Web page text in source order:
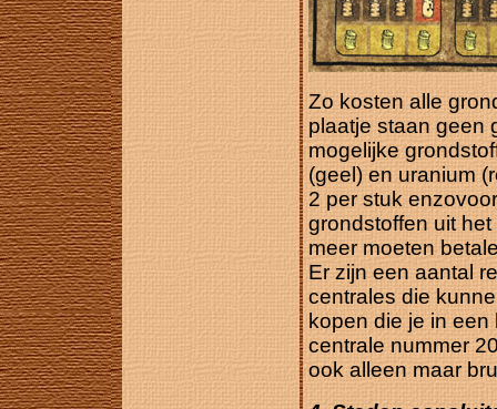
Zo kosten alle
plaatje staan geen
mogelijke
(geel) en uranium
2 per stuk
grondstoffen uit
meer moeten
Er zijn een aantal
centrales die
kopen die je in
centrale nummer
ook alleen maar